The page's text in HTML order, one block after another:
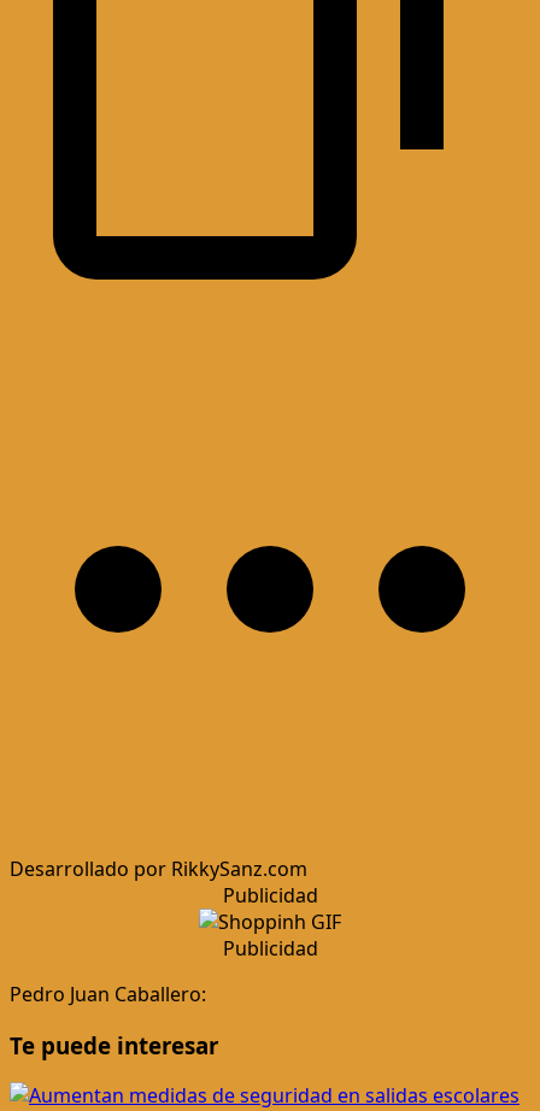
Desarrollado por RikkySanz.com
Publicidad
Publicidad
Pedro Juan Caballero:
Te puede interesar